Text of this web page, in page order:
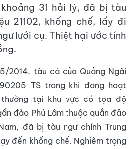
31 hải lý, đã bị tàu
21102, khống chế, lấy đi
lưới cụ. Thiệt hại ước tính
2014, tàu cá của Quảng Ngãi
TS trong khi đang hoạt
tại khu vực có tọa độ
đảo Phú Lâm thuộc quần đảo
đã bị tàu ngư chính Trung
đến khống chế. Nghiêm trọng